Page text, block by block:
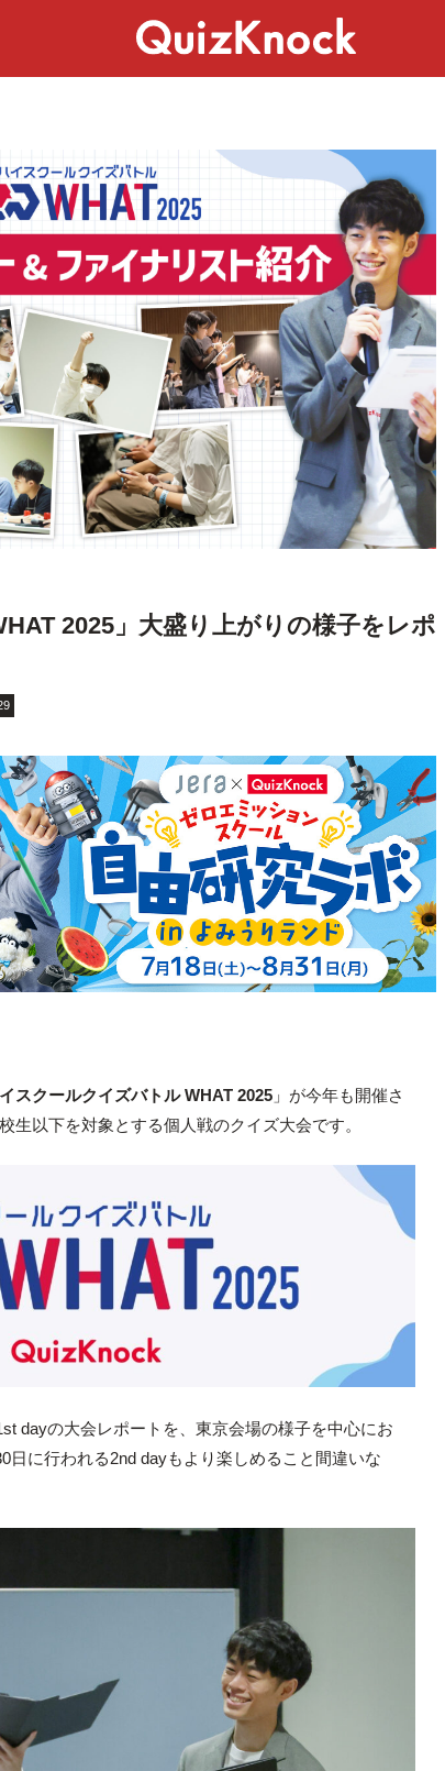
2025」大盛り上がりの様子をレポ
スクールクイズバトル WHAT 2025 」が今年も開催さ
以下を対象とする個人戦のクイズ大会です。
dayの大会レポートを、東京会場の様子を中心にお
日に行われる2nd dayもより楽しめること間違いな